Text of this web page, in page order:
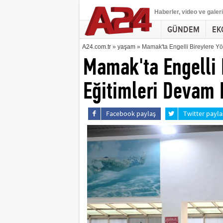
Haberler, video ve
GÜNDEM
A24.com.tr» yaşam» Mamak'ta Engelli Bireylere
Mamak'ta Engelli
Eğitimleri Devam
Facebook paylaş Twitter